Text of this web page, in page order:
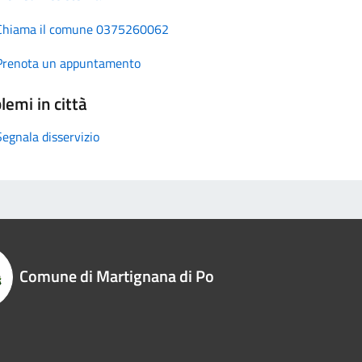
il comune 0375260062
un appuntamento
in città
disservizio
Comune di Martignana di Po